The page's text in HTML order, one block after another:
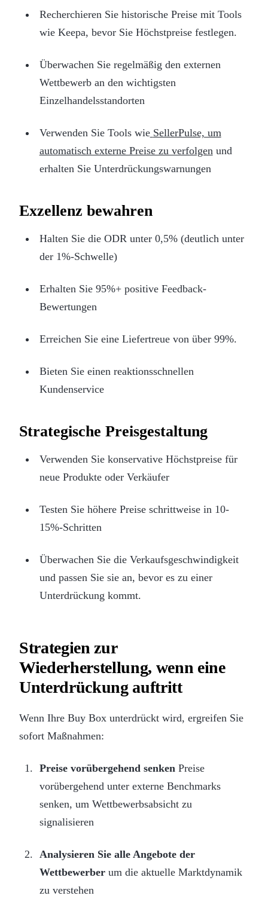
Recherchieren Sie historische Preise mit Tools
wie Keepa, bevor Sie Höchstpreise festlegen.
Überwachen Sie regelmäßig den externen
Wettbewerb an den wichtigsten
Einzelhandelsstandorten
Verwenden Sie Tools wie SellerPulse, um
automatisch externe Preise zu verfolgen und
erhalten Sie Unterdrückungswarnungen
Exzellenz bewahren
Halten Sie die ODR unter 0,5% (deutlich unter
der 1%-Schwelle)
Erhalten Sie 95%+ positive Feedback-
Bewertungen
Erreichen Sie eine Liefertreue von über 99%.
Bieten Sie einen reaktionsschnellen
Kundenservice
Strategische Preisgestaltung
Verwenden Sie konservative Höchstpreise für
neue Produkte oder Verkäufer
Testen Sie höhere Preise schrittweise in 10-
15%-Schritten
Überwachen Sie die Verkaufsgeschwindigkeit
und passen Sie sie an, bevor es zu einer
Unterdrückung kommt.
Strategien zur
Wiederherstellung, wenn eine
Unterdrückung auftritt
Wenn Ihre Buy Box unterdrückt wird, ergreifen Sie
sofort Maßnahmen:
Preise vorübergehend senken Preise
vorübergehend unter externe Benchmarks
senken, um Wettbewerbsabsicht zu
signalisieren
Analysieren Sie alle Angebote der
Wettbewerberum die aktuelle Marktdynamik
zu verstehen